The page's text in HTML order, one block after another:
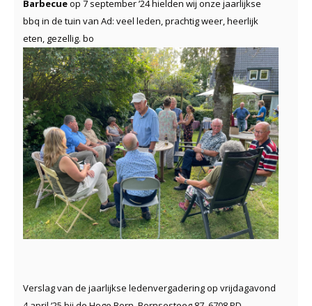
Barbecueop 7 september ’24 hielden wij onze jaarlijkse
bbq in de tuin van Ad: veel leden, prachtig weer, heerlijk
eten, gezellig. bo
Verslag van de jaarlijkse ledenvergadering op vrijdagavond